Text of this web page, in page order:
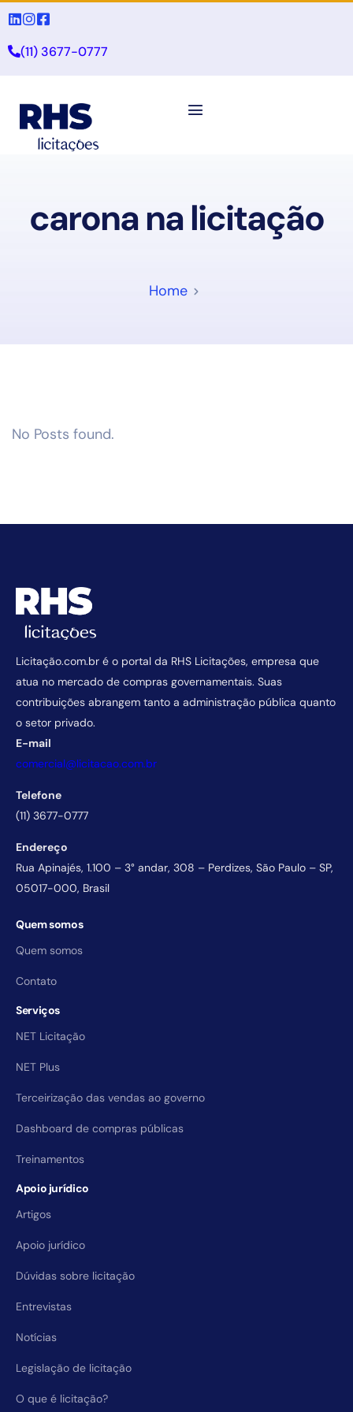
(11) 3677-0777
carona na licitação
Home
No Posts found.
Licitação.com.br é o portal da RHS Licitações, empresa que
atua no mercado de compras governamentais. Suas
contribuições abrangem tanto a administração pública quanto
o setor privado.
E-mail
comercial@licitacao.com.br
Telefone
(11) 3677-0777
Endereço
Rua Apinajés, 1.100 – 3° andar, 308 – Perdizes, São Paulo – SP,
05017-000, Brasil
Quem somos
Quem somos
Contato
Serviços
NET Licitação
NET Plus
Terceirização das vendas ao governo
Dashboard de compras públicas
Treinamentos
Apoio jurídico
Artigos
Apoio jurídico
Dúvidas sobre licitação
Entrevistas
Notícias
Legislação de licitação
O que é licitação?